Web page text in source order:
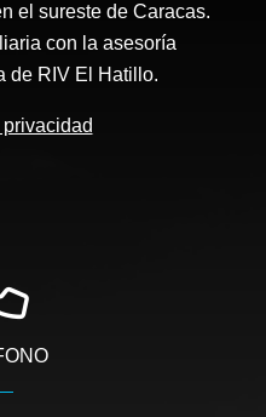
el sureste de Caracas.
con la asesoría
de RIV El Hatillo.